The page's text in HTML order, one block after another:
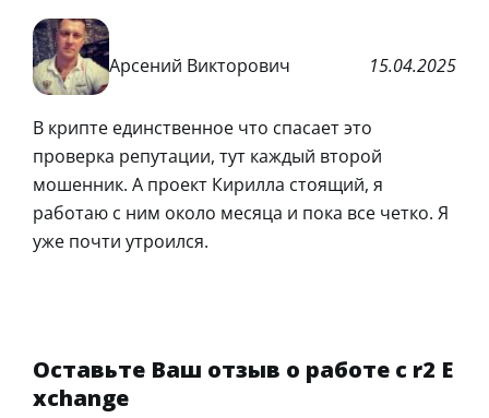
Арсений Викторович 15.04.2025
В крипте единственное что спасает это
проверка репутации, тут каждый второй
мошенник. А проект Кирилла стоящий, я
работаю с ним около месяца и пока все четко. Я
уже почти утроился.
Оставьте Ваш отзыв о работе с r2 E
xchange